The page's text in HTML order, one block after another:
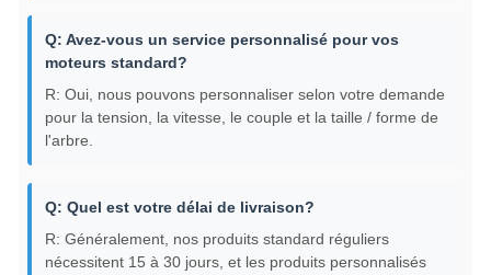
Q: Avez-vous un service personnalisé pour vos
moteurs standard?
R: Oui, nous pouvons personnaliser selon votre demande
pour la tension, la vitesse, le couple et la taille / forme de
l'arbre.
Q: Quel est votre délai de livraison?
R: Généralement, nos produits standard réguliers
nécessitent 15 à 30 jours, et les produits personnalisés